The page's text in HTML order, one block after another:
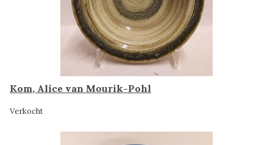
Kom, Alice van Mourik-Pohl
Verkocht